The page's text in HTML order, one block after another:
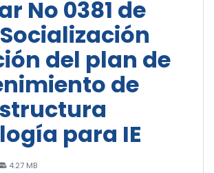
No 0381 de
del plan de
de
para IE
4.27 MB